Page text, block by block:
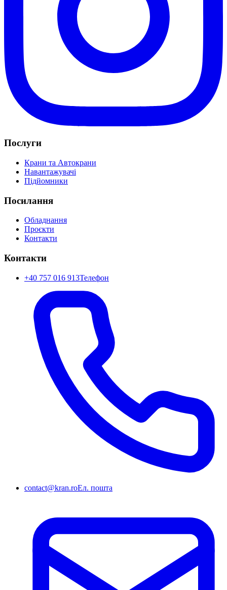
Послуги
Крани та Автокрани
Навантажувачі
Підйомники
Посилання
Обладнання
Проєкти
Контакти
Контакти
+40 757 016 913Телефон
contact@kran.roЕл. пошта